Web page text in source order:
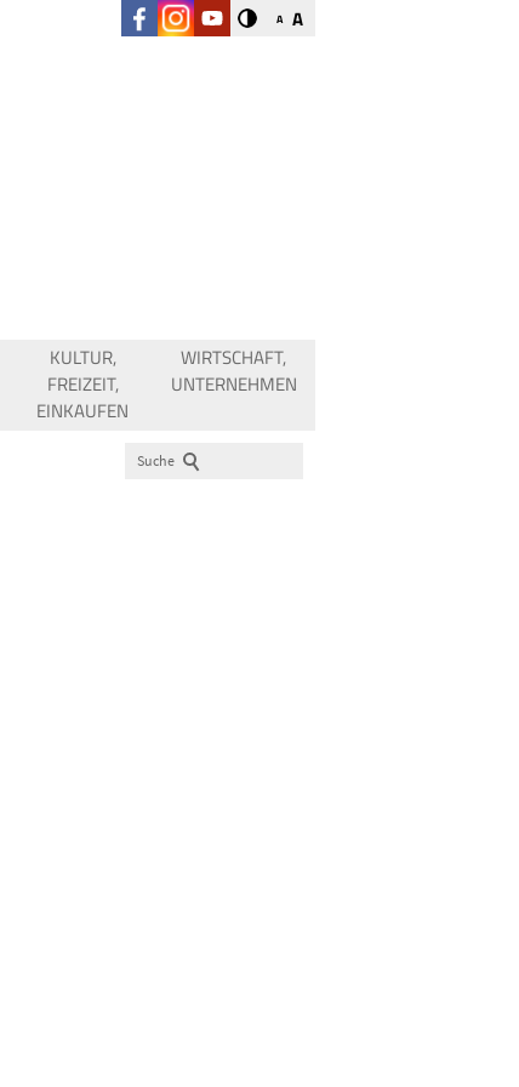
A A
KULTUR,
FREIZEIT,
EINKAUFEN
WIRTSCHAFT,
UNTERNEHMEN
Suche